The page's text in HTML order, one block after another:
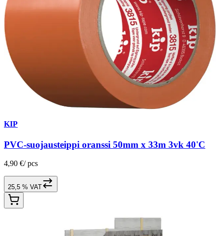
KIP
PVC-suojausteippi oranssi 50mm x 33m 3vk 40'C
4,90 €/ pcs
25,5 % VAT